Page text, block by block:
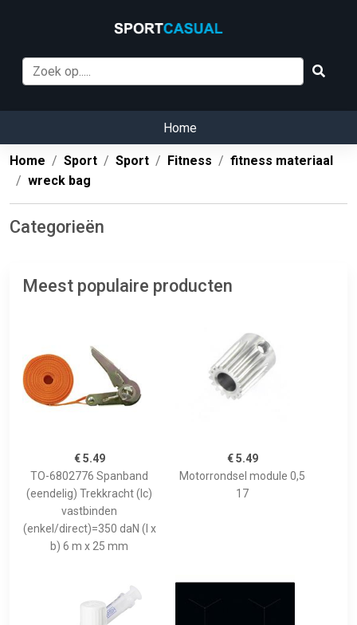
Home
Home Sport Sport Fitness
fitness materiaal
wreck bag
Categorieën
Meest populaire producten
€ 5.49
TO-6802776 Spanband
(eendelig) Trekkracht (lc)
vastbinden
(enkel/direct)=350 daN (l x
b) 6 m x 25 mm
€ 5.49
Motorrondsel module 0,5
17